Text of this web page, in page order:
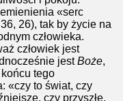
«serc
36, 26), tak by życie na
człowieka.
człowiek jest
jestBoże,
tego
«czy to świat, czy
czy przyszłe,